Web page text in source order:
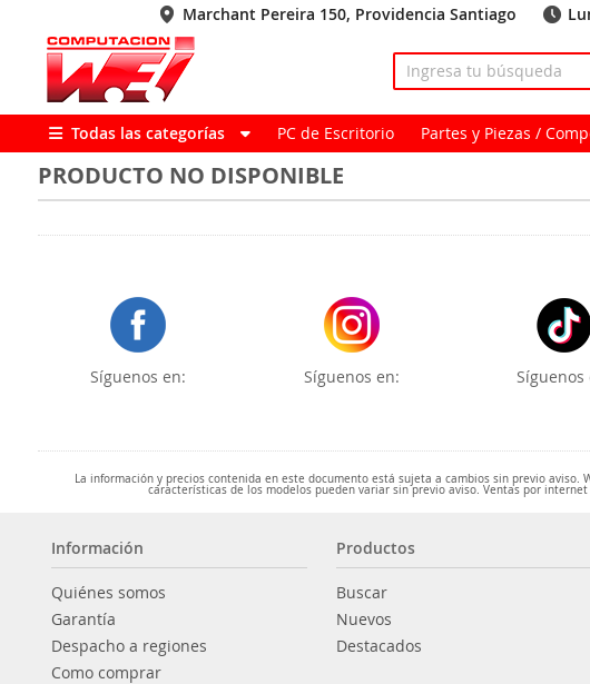
Marchant Pereira 150, Providencia Santiago
Todas las categorías PC de Escritorio Partes y Piezas /
PRODUCTO NO DISPONIBLE
Síguenos en: Síguenos en: Síguenos
La información y precios contenida en este documento está sujeta a cambios sin previo
características de los modelos pueden variar sin previo aviso. Ventas por
Información
Quiénes somos
Garantía
Despacho a regiones
Como comprar
Productos
Buscar
Nuevos
Destacados